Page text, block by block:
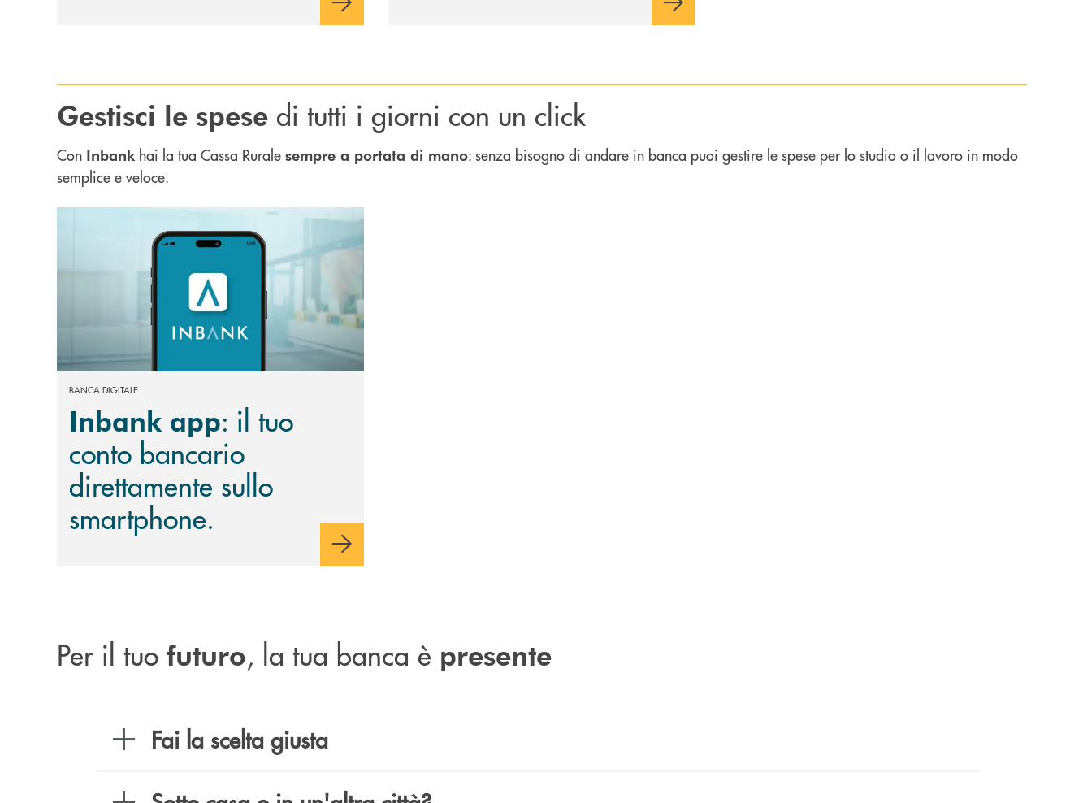
Gestisci le spese di tutti i giorni con un click
Con Inbank hai la tua Cassa Rurale sempre a portata di mano: senza bisogno di andare in banca puoi gestire le spese per lo studio o il lavoro in modo
semplice e veloce.
Scopri di più Inbank app : il tuo conto bancario direttamente sullo smartphone.
BANCA DIGITALE
Inbank app: il tuo
conto bancario
direttamente sullo
smartphone.
Per il tuo futuro, la tua banca è presente
Fai la scelta giusta